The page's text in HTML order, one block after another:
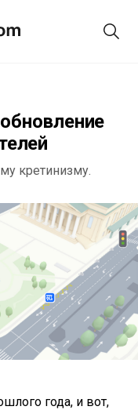
кретинизму.
года, и вот,